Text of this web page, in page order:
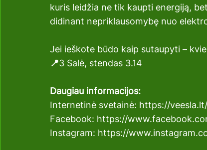
kuris leidžia ne tik kaupti energiją,
didinant nepriklausomybę nuo
Jei ieškote būdo kaip sutaupyti –
📍3 Salė, stendas 3.14
Daugiau informacijos:
Internetinė svetainė: https://veesla.lt/
Facebook: https://
Instagram: https://